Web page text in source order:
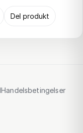
Del produkt
Handelsbetingelser